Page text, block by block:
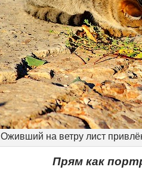
Оживший на ветру лист
Прям как